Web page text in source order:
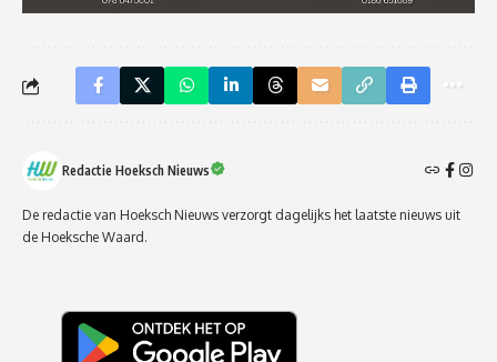
Redactie Hoeksch Nieuws
De redactie van Hoeksch Nieuws verzorgt dagelijks het laatste nieuws uit
de Hoeksche Waard.